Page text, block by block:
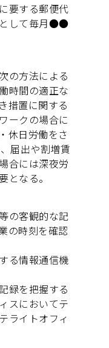
要する郵便代
として毎月●●
の方法による
時間の適正な
措置に関する
ークの場合に
休日労働をさ
届出や割増賃
合には深夜労
となる。
の客観的な記
の時刻を確認
る情報通信機
録を把握する
スにおいてテ
ライトオフィ